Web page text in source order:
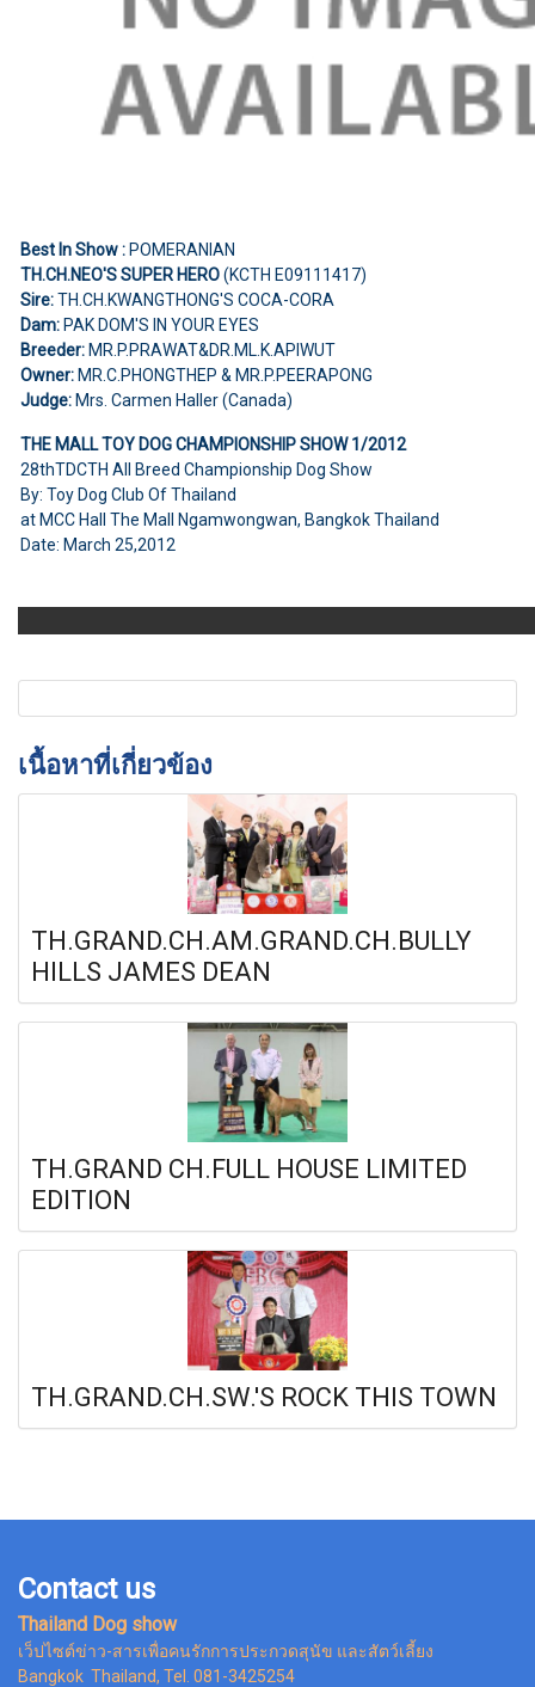
Best In Show :POMERANIAN
TH.CH.NEO'S SUPER HERO(KCTH E09111417)
Sire:TH.CH.KWANGTHONG'S COCA-CORA
Dam:PAK DOM'S IN YOUR EYES
Breeder:MR.P.PRAWAT&DR.ML.K.APIWUT
Owner:MR.C.PHONGTHEP & MR.P.PEERAPONG
Judge:Mrs. Carmen Haller (Canada)
THE MALL TOY DOG CHAMPIONSHIP SHOW 1/2012
28thTDCTH All Breed Championship Dog Show
By: Toy Dog Club Of Thailand
at MCC Hall The Mall Ngamwongwan, Bangkok Thailand
Date: March 25,2012
เนื้อหาที่เกี่ยวข้อง
TH.GRAND.CH.AM.GRAND.CH.BULLY
HILLS JAMES DEAN
TH.GRAND CH.FULL HOUSE LIMITED
EDITION
TH.GRAND.CH.SW.'S ROCK THIS TOWN
Contact us
Thailand Dog show
เว็ปไซต์ข่าว-สารเพื่อคนรักการประกวดสุนัข และสัตว์เลี้ยง
Bangkok Thailand, Tel. 081-3425254